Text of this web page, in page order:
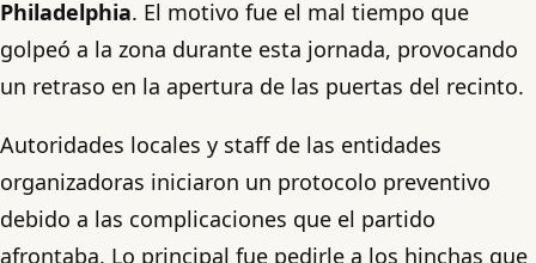
Philadelphia. El motivo fue el mal tiempo que
golpeó a la zona durante esta jornada, provocando
un retraso en la apertura de las puertas del recinto.
Autoridades locales y staff de las entidades
organizadoras iniciaron un protocolo preventivo
debido a las complicaciones que el partido
afrontaba. Lo principal fue pedirle a los hinchas que